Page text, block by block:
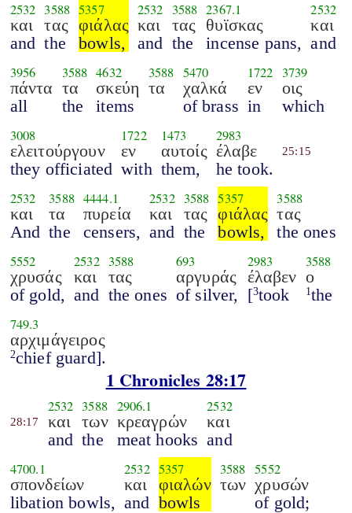
2532
και
and
3588
τας
the
5357
φιάλας
bowls,
2532
και
and
3588
τας
the
2367.1
θυϊσκας
incense pans,
2532
και
and
3956
πάντα
all
3588
τα
the
4632
σκεύη
items
3588
τα
5470
χαλκά
of brass
1722
εν
in
3739
οις
which
3008
ελειτούργουν
they officiated
1722
εν
with
1473
αυτοίς
them,
2983
έλαβε
he took.
25:15
2532
και
And
3588
τα
the
4444.1
πυρεία
censers,
2532
και
and
3588
τας
the
5357
φιάλας
bowls,
3588
τας
the ones
5552
χρυσάς
of gold,
2532
και
and
3588
τας
the ones
693
αργυράς
of silver,
2983
έλαβεν
[3took
3588
ο
1 the
749.3
αρχιμάγειρος
2chief guard].
1 Chronicles 28:17
28:17
2532
και
and
3588
των
the
2906.1
κρεαγρών
meat hooks
2532
και
and
4700.1
σπονδείων
libation bowls,
2532
και
and
5357
φιαλών
bowls
3588
των
5552
χρυσών
of gold;